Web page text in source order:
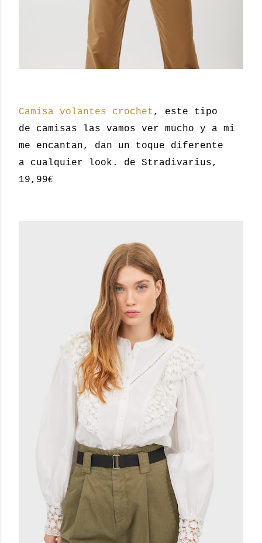
Camisa volantes crochet , este tipo
de camisas las vamos ver mucho y a mi
me encantan, dan un toque diferente
a cualquier look. de Stradivarius,
19,99€